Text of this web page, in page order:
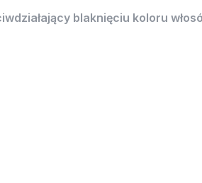
blaknięciu koloru